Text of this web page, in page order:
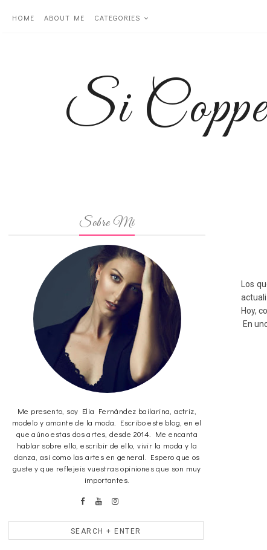
HOME ABOUT ME CATEGORIES
Si
Los
Hoy,
En
Sobre Mi
Me presento, soy Elia Fernández bailarina, actriz,
modelo y amante de la moda. Escribo este blog, en el
que aúno estas dos artes, desde 2014. Me encanta
hablar sobre ello, escribir de ello, vivir la moda y la
danza, asi como las artes en general. Espero que os
guste y que reflejeis vuestras opiniones que son muy
importantes.